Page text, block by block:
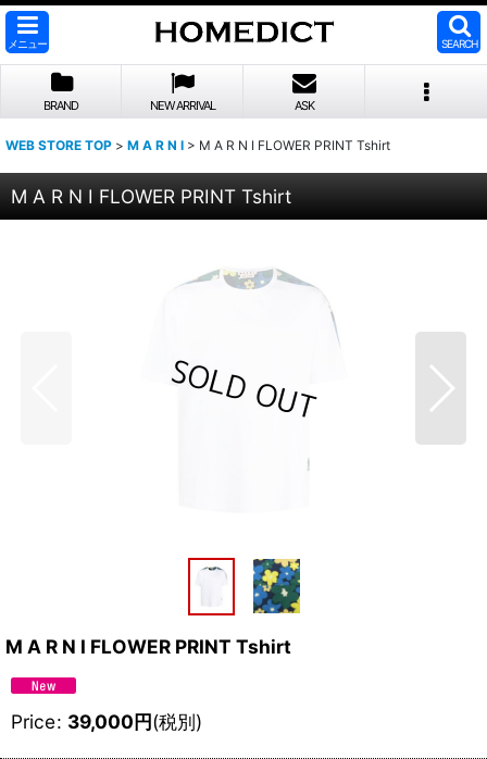
メニュー SEARCH
BRAND NEW ARRIVAL ASK
WEB STORE TOP > M A R N I > M A R N I FLOWER PRINT Tshirt
M A R N I FLOWER PRINT Tshirt
M A R N I FLOWER PRINT Tshirt
Price: 39,000円(税別)